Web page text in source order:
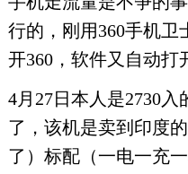
行的，刚用360手机卫
开360，软件又自动打
4月27日本人是2730
了，该机是卖到印度
了）标配（一电一充